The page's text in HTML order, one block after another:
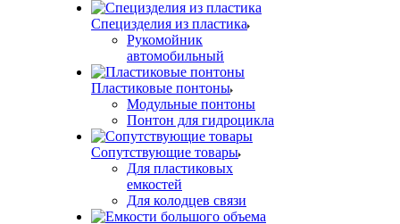
Специзделия из пластика
Рукомойник
автомобильный
Пластиковые понтоны
Модульные понтоны
Понтон для гидроцикла
Сопутствующие товары
Для пластиковых
емкостей
Для колодцев связи